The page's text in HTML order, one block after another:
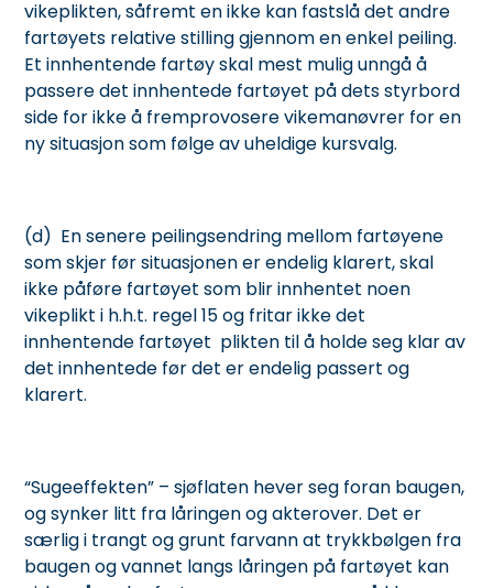
vikeplikten, såfremt en ikke kan fastslå det andre
fartøyets relative stilling gjennom en enkel peiling.
Et innhentende fartøy skal mest mulig unngå å
passere det innhentede fartøyet på dets styrbord
side for ikke å fremprovosere vikemanøvrer for en
ny situasjon som følge av uheldige kursvalg.
(d) En senere peilingsendring mellom fartøyene
som skjer før situasjonen er endelig klarert, skal
ikke påføre fartøyet som blir innhentet noen
vikeplikt i h.h.t. regel 15 og fritar ikke det
innhentende fartøyet plikten til å holde seg klar av
det innhentede før det er endelig passert og
klarert.
“Sugeeffekten” – sjøflaten hever seg foran baugen,
og synker litt fra låringen og akterover. Det er
særlig i trangt og grunt farvann at trykkbølgen fra
baugen og vannet langs låringen på fartøyet kan